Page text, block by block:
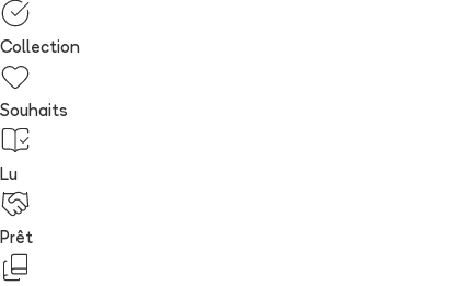
Collection
Souhaits
Lu
Prêt